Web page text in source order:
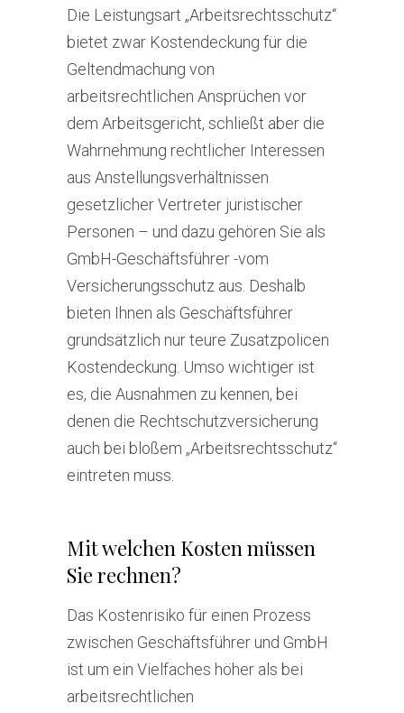
Die Leistungsart „Arbeitsrechtsschutz“
bietet zwar Kostendeckung für die
Geltendmachung von
arbeitsrechtlichen Ansprüchen vor
dem Arbeitsgericht, schließt aber die
Wahrnehmung rechtlicher Interessen
aus Anstellungsverhältnissen
gesetzlicher Vertreter juristischer
Personen – und dazu gehören Sie als
GmbH-Geschäftsführer -vom
Versicherungsschutz aus. Deshalb
bieten Ihnen als Geschäftsführer
grundsätzlich nur teure Zusatzpolicen
Kostendeckung. Umso wichtiger ist
es, die Ausnahmen zu kennen, bei
denen die Rechtschutzversicherung
auch bei bloßem „Arbeitsrechtsschutz“
eintreten muss.
Mit welchen Kosten müssen
Sie rechnen?
Das Kostenrisiko für einen Prozess
zwischen Geschäftsführer und GmbH
ist um ein Vielfaches höher als bei
arbeitsrechtlichen